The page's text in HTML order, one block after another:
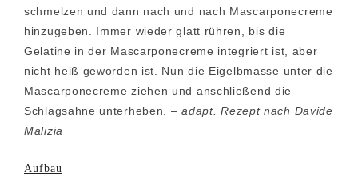
schmelzen und dann nach und nach Mascarponecreme
hinzugeben. Immer wieder glatt rühren, bis die
Gelatine in der Mascarponecreme integriert ist, aber
nicht heiß geworden ist. Nun die Eigelbmasse unter die
Mascarponecreme ziehen und anschließend die
Schlagsahne unterheben. –adapt. Rezept nach Davide
Malizia
Aufbau